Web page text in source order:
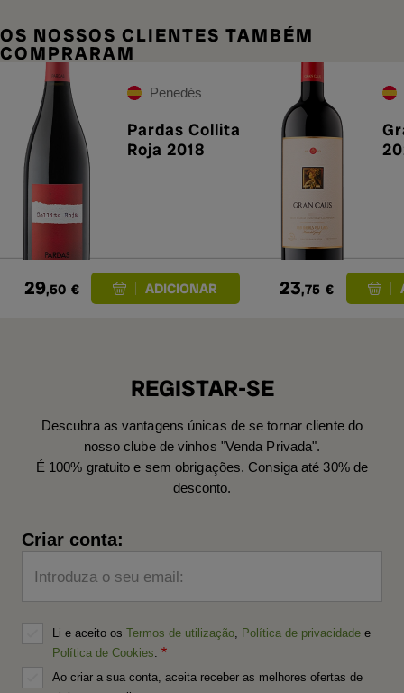
OS NOSSOS CLIENTES TAMBÉM
COMPRARAM
Penedés
Pardas Collita
Roja 2018
29,50 € 23,75 €
REGISTAR-SE
Descubra as vantagens únicas de se tornar cliente do
nosso clube de vinhos "Venda Privada".
É 100% gratuito e sem obrigações. Consiga até 30% de
desconto.
Criar conta:
Introduza o seu email:
Li e aceito os Termos de utilização Política de privacidade e
Política de Cookies
Ao criar a sua conta, aceita receber as melhores ofertas de